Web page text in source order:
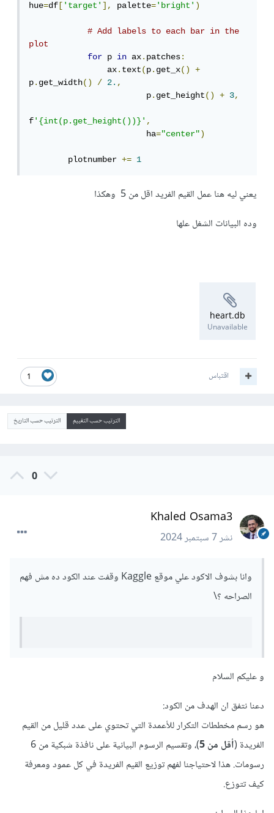
hue=df ['target'], palette='bright')
# Add labels to each bar in the
plot
for p in ax.patches:
                ax
.text(p.get_x()
+
p.get_width() / 2.,
                        p
.get_height() + 3,
f'{int(p.get_height())}',
                        ha
="center")
        plotnumber
+= 1
يعني ليه هنا عمل القيم الفريد اقل من 5 وهكذا
وده البيانات الشغل علها
heart.db
Unavailable
1 اقتباس
الترتيب حسب التقييم الترتيب حسب التاريخ
0
Khaled Osama3
نشر7 سبتمبر 2024
وانا بشوف الاكود علي موقع Kaggle وقفت عند الكود ده مش فهم
الصراحه ؟\
و عليكم السلام
دعنا نتفق ان الهدف من الكود:
هو رسم مخططات التكرار للأعمدة التي تحتوي على عدد قليل من القيم
الفريدة ( أقل من 5
)، وتقسيم الرسوم البيانية على نافذة شبكية من 6
رسومات. هذا لاحتياجنا لفهم توزيع القيم الفريدة في كل عمود ومعرفة
كيف تتوزع.